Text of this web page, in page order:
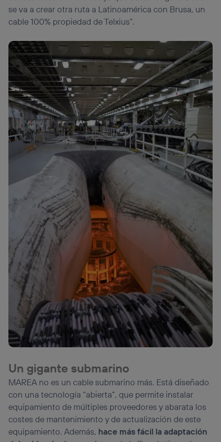
se va a crear otra ruta a Latinoamérica con Brusa, un
cable 100% propiedad de Telxius”.
Un gigante submarino
MAREA no es un cable submarino más. Está diseñado
con una tecnología “abierta”, que permite instalar
equipamiento de múltiples proveedores y abarata los
costes de mantenimiento y de actualización de este
equipamiento. Además, hace más fácil la adaptación
Este identificador se asigna a la conexión de internet, por
lo que cualquier persona que conecte su dispositivo y
consienta el uso de la tecnología recibirá el mismo
Si utilizas una
conexión de banda ancha
(p. ej., Wi-Fi),
el marketing o análisis se realizará en función de las
actividades de navegación de los miembros del hogar
que hayan dado su consentimiento.
Si utilizasdatos móviles, el marketing será más
personalizado, ya que se basará únicamente en la
navegación del usuario del móvil.
Puedes gestionar los consentimientos Utiq seleccionando
“Administrar Utiq” en la parte inferior de esta página web o
visitando el portal de privacidad de Utiq
(“consenthub”). Para más información, consulta
política de privacidad de Utiq